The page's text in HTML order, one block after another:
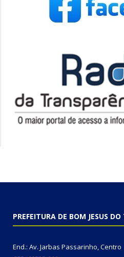
PREFEITURA DE BOM JESUS
End.: Av. Jarbas Passarinho, Centro